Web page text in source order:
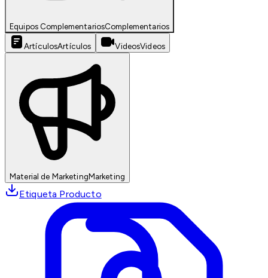
Equipos ComplementariosComplementarios
ArtículosArtículos VideosVideos
Material de MarketingMarketing
Etiqueta Producto